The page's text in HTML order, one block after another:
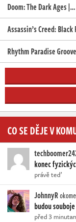
Doom: The Dark Ages |…
Assassin’s Creed:
Rhythm Paradise Groove
CO SE DĚJE V
konec
právě teď
JohnnyR
budou
před 3